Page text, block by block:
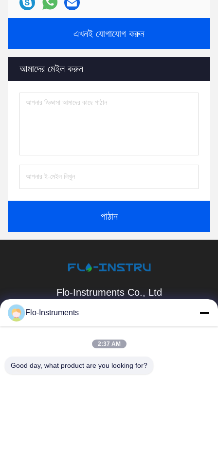
এখনই যোগাযোগ করুন
আমাদের মেইল করুন
পাঠান
Flo-Instruments Co., Ltd
sales@flo-instruments.com
Flo-Instruments
2:37 AM
Good day, what product are you looking for?